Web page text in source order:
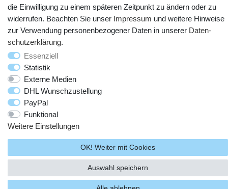
© Copyright 2025 webtotrade GmbH. Alle Rechte vorbehalten.
die Einwilligung zu einem späteren Zeitpunkt zu ändern oder zu
widerrufen. Beachten Sie unser Impressum und weitere Hinweise
zur Verwendung personenbezogener Daten in unserer Daten­
schutz­erklärung.
Essenziell
Statistik
Externe Medien
DHL Wunschzustellung
PayPal
Funktional
Weitere Einstellungen
OK! Weiter mit Cookies
Auswahl speichern